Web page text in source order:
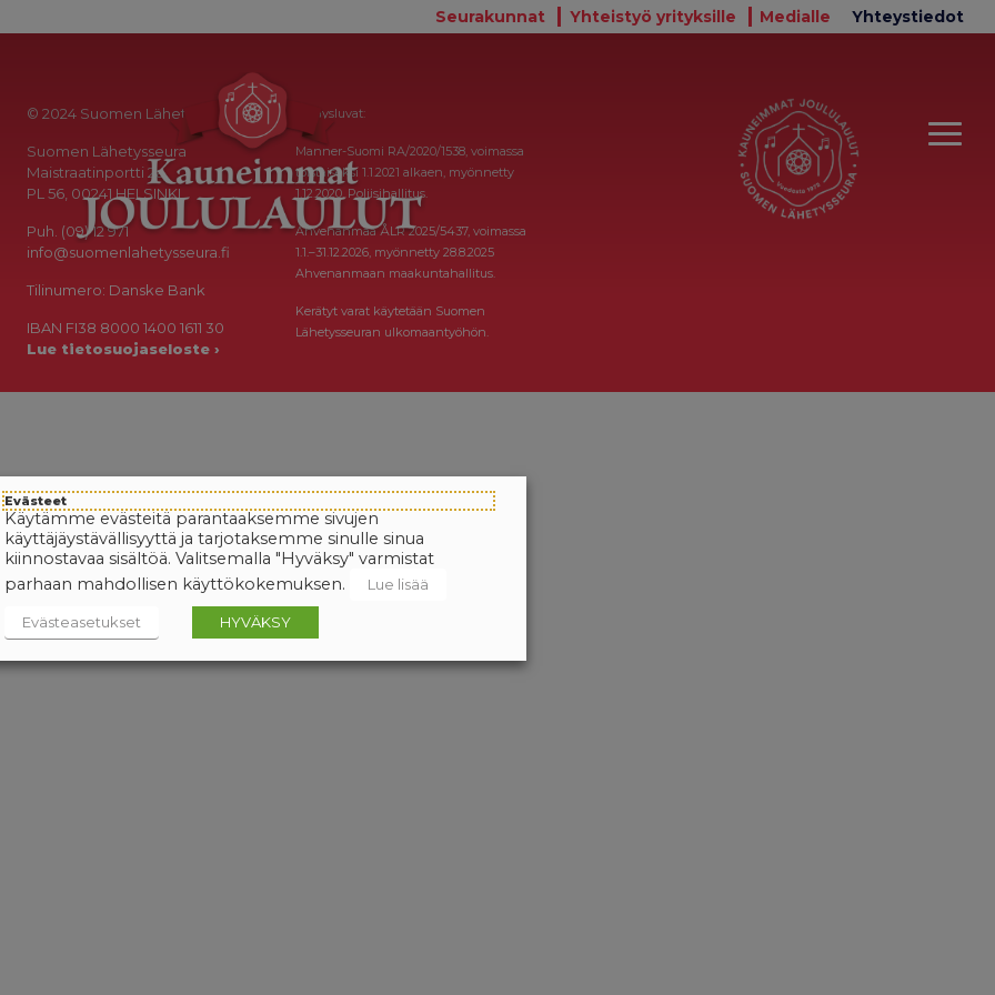
Seurakunnat Yhteistyö yrityksille Medialle Yhteystiedot
© 2024 Suomen Lähetysseura
Suomen Lähetysseura
Maistraatinportti 2a
PL 56, 00241 HELSINKI
Puh. (09) 12 971
info@suomenlahetysseura.fi
Tilinumero: Danske Bank
IBAN FI38 8000 1400 1611 30
Lue tietosuojaseloste ›
Keräysluvat:
Manner-Suomi RA/2020/1538, voimassa
toistaiseksi 1.1.2021 alkaen, myönnetty
1.12.2020, Poliisihallitus.
Ahvenanmaa ÅLR 2025/5437, voimassa
1.1.–31.12.2026, myönnetty 28.8.2025
Ahvenanmaan maakuntahallitus.
Kerätyt varat käytetään Suomen
Lähetysseuran ulkomaantyöhön.
Evästeet
Käytämme evästeitä parantaaksemme sivujen
käyttäjäystävällisyyttä ja tarjotaksemme sinulle sinua
kiinnostavaa sisältöä. Valitsemalla "Hyväksy" varmistat
parhaan mahdollisen käyttökokemuksen.
Lue lisää
Evästeasetukset HYVÄKSY